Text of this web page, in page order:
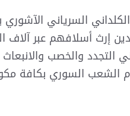
السرياني الآشوري
إرث أسلافهم عبر آلاف
التجدد والخصب
الشعب السوري بكافة